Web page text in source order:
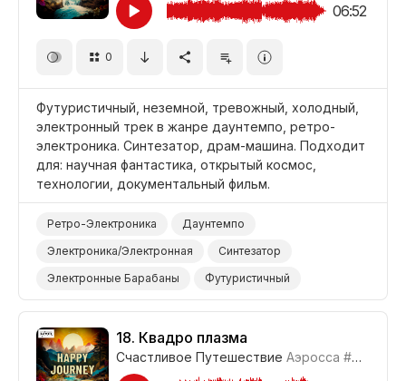
06:52
0
Футуристичный, неземной, тревожный, холодный,
электронный трек в жанре даунтемпо, ретро-
электроника. Синтезатор, драм-машина. Подходит
для: научная фантастика, открытый космос,
технологии, документальный фильм.
Ретро-Электроника
Даунтемпо
Электроника/Электронная
Синтезатор
Электронные Барабаны
Футуристичный
Неземной
Наука/Технология/Производство
Открытый Космос
Фильм Научная Фантастика
Документальный Фильм
18. Квадро плазма
Счастливое Путешествие Аэросса #CUP021_18